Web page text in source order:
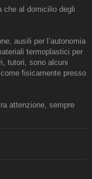
che al domicilio degli
ausili per l’autonomia
termoplastici per
tutori, sono alcuni
fisicamente presso
attenzione, sempre